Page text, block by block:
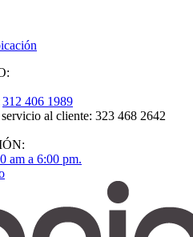
312 406 1989
al cliente: 323 468 2642
am a 6:00 pm.